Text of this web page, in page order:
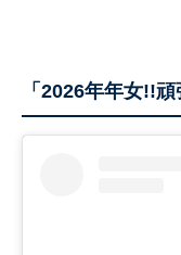
「2026年年女!!